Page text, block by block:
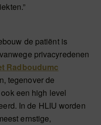
de patiënt is
privacyredenen
Radboudumc
tegenover de
een high level
In de HLIU worden
ernstige,